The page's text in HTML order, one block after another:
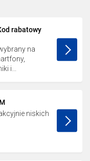
rabatowy
na
i...
niskich